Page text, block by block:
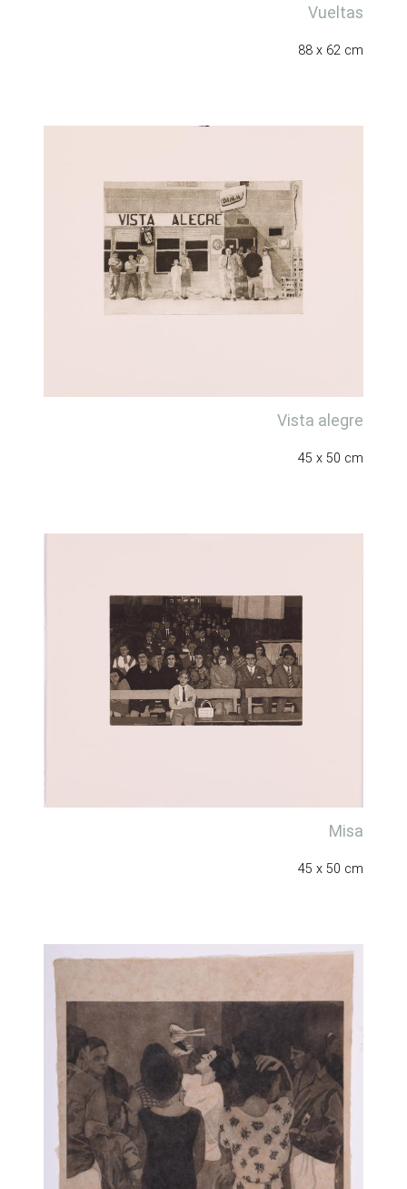
Vueltas
88 x 62 cm
Vista alegre
45 x 50 cm
Misa
45 x 50 cm